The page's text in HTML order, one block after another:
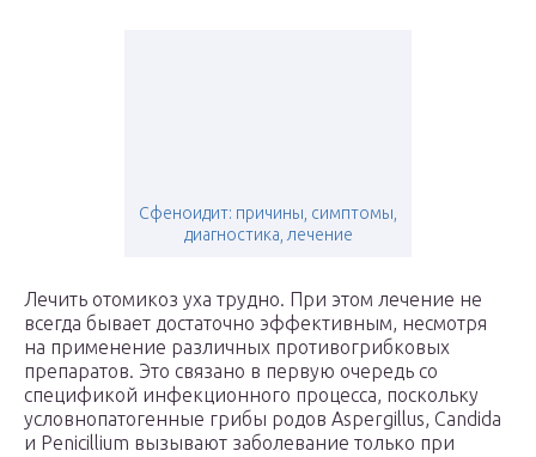
Сфеноидит: причины, симптомы,
диагностика, лечение
Лечить отомикоз уха трудно. При этом лечение не
всегда бывает достаточно эффективным, несмотря
на применение различных противогрибковых
препаратов. Это связано в первую очередь со
спецификой инфекционного процесса, поскольку
условнопатогенные грибы родов Aspergillus, Candida
и Peniсillium вызывают заболевание только при